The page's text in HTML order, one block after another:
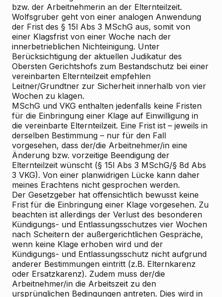
bzw. der Arbeitnehmerin an der Elternteilzeit.
Wolfsgruber geht von einer analogen Anwendung
der Frist des § 15l Abs 3 MSchG aus, somit von
einer Klagsfrist von einer Woche nach der
innerbetrieblichen Nichteinigung. Unter
Berücksichtigung der aktuellen Judikatur des
Obersten Gerichtshofs zum Bestandschutz bei einer
vereinbarten Elternteilzeit empfehlen
Leitner/Grundtner zur Sicherheit innerhalb von vier
Wochen zu klagen.
MSchG und VKG enthalten jedenfalls keine Fristen
für die Einbringung einer Klage auf Einwilligung in
die vereinbarte Elternteilzeit. Eine Frist ist – jeweils in
derselben Bestimmung – nur für den Fall
vorgesehen, dass der/die Arbeitnehmer/in eine
Änderung bzw. vorzeitige Beendigung der
Elternteilzeit wünscht (§ 15l Abs 3 MSchG/§ 8d Abs
3 VKG). Von einer planwidrigen Lücke kann daher
meines Erachtens nicht gesprochen werden.
Der Gesetzgeber hat offensichtlich bewusst keine
Frist für die Einbringung einer Klage vorgesehen. Zu
beachten ist allerdings der Verlust des besonderen
Kündigungs- und Entlassungsschutzes vier Wochen
nach Scheitern der außergerichtlichen Gespräche,
wenn keine Klage erhoben wird und der
Kündigungs- und Entlassungsschutz nicht aufgrund
anderer Bestimmungen eintritt (z.B. Elternkarenz
oder Ersatzkarenz). Zudem muss der/die
Arbeitnehmer/in die Arbeitszeit zu den
ursprünglichen Bedingungen antreten. Dies wird in